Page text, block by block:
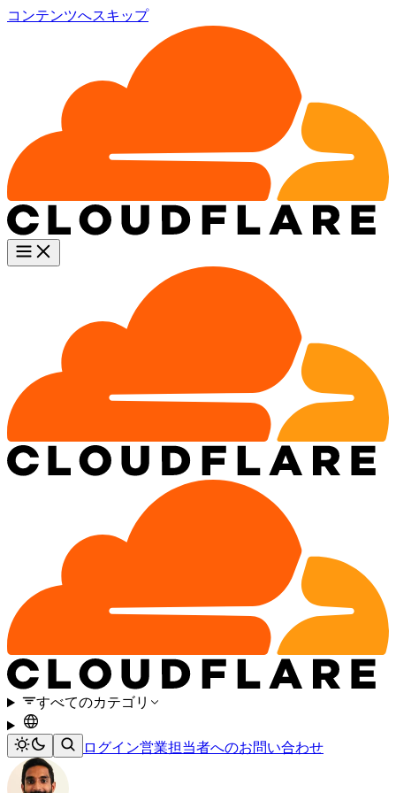
コンテンツへスキップ
すべてのカテゴリ
ログイン営業担当者へのお問い合わせ